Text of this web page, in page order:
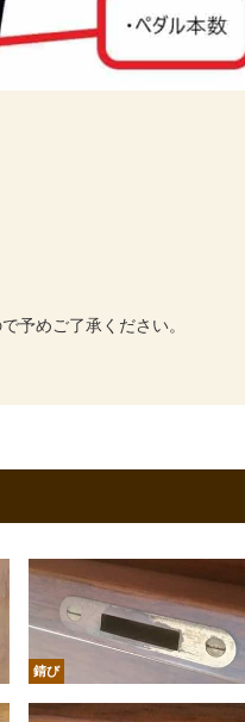
予めご了承ください。
錆び